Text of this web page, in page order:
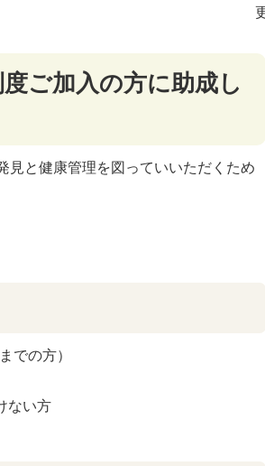
ご加入の方に助成し
見と健康管理を図っていいただくため
での方）
ない方